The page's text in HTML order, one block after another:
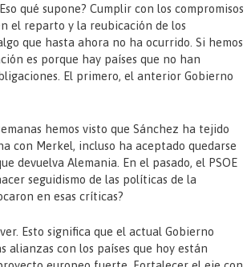
qué supone? Cumplir con los compromisos
el reparto y la reubicación de los
que hasta ahora no ha ocurrido. Si hemos
es porque hay países que no han
El primero, el anterior Gobierno
hemos visto que Sánchez ha tejido
con Merkel, incluso ha aceptado quedarse
devuelva Alemania. En el pasado, el PSOE
seguidismo de las políticas de la
en esas críticas?
Esto significa que el actual Gobierno
alianzas con los países que hoy están